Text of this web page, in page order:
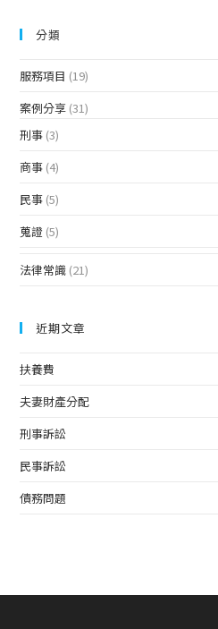
分類
服務項目 (19)
案例分享 (31)
刑事 (3)
商事 (4)
民事 (5)
蒐證 (5)
法律常識 (21)
近期文章
扶養費
夫妻財產分配
刑事訴訟
民事訴訟
債務問題